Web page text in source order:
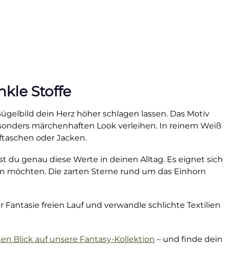
Stoffe
dein Herz höher schlagen lassen. Das Motiv
märchenhaften Look verleihen. In reinem Weiß
oder Jacken.
du genau diese Werte in deinen Alltag. Es eignet sich
möchten. Die zarten Sterne rund um das Einhorn
freien Lauf und verwandle schlichte Textilien
Blick auf unsere Fantasy-Kollektion – und finde dein